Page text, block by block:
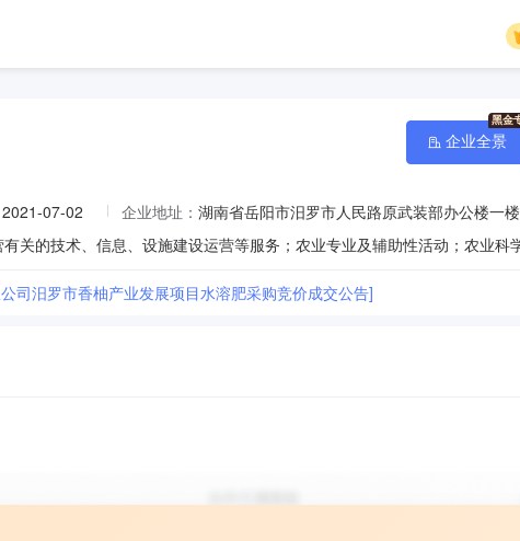
2021-07-02 企业地址： 湖南省岳阳市汨罗市人民路原武装部办公楼一楼
司汨罗市香柚产业发展项目水溶肥采购竞价成交公告]
企业全景